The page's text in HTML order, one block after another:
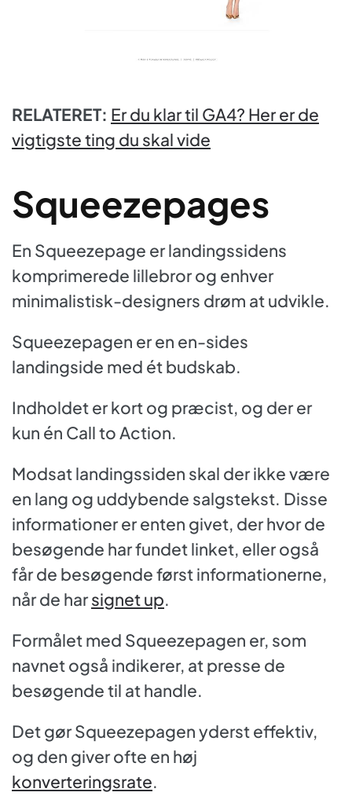
RELATERET: Er du klar til GA4? Her er de
vigtigste ting du skal vide
Squeezepages
En Squeezepage er landingssidens
komprimerede lillebror og enhver
minimalistisk-designers drøm at udvikle.
Squeezepagen er en en-sides
landingside med ét budskab.
Indholdet er kort og præcist, og der er
kun én Call to Action.
Modsat landingssiden skal der ikke være
en lang og uddybende salgstekst. Disse
informationer er enten givet, der hvor de
besøgende har fundet linket, eller også
får de besøgende først informationerne,
når de harsignet up.
Formålet med Squeezepagen er, som
navnet også indikerer, at presse de
besøgende til at handle.
Det gør Squeezepagen yderst effektiv,
og den giver ofte en høj
konverteringsrate.